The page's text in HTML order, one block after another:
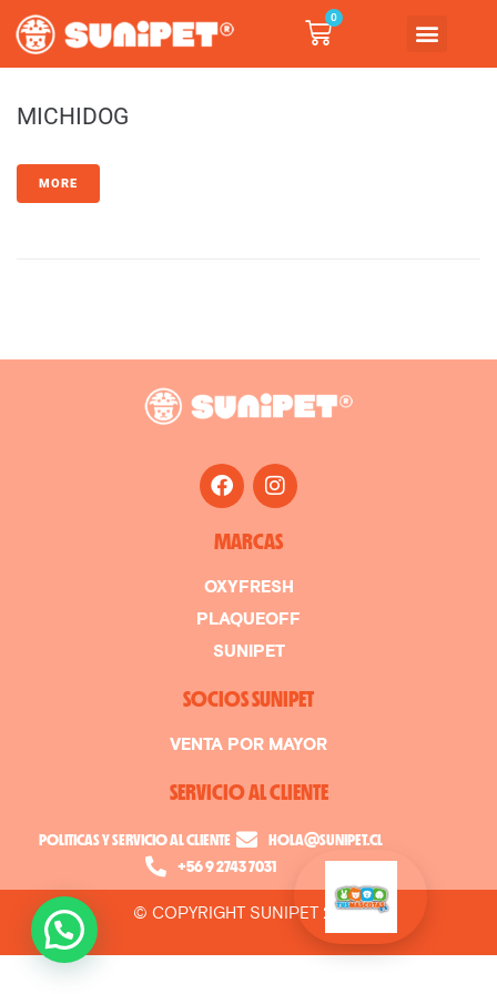
0
MICHIDOG
MORE
MARCAS
OXYFRESH
PLAQUEOFF
SUNIPET
SOCIOS SUNIPET
VENTA POR MAYOR
SERVICIO AL CLIENTE
POLITICAS Y SERVICIO AL CLIENTE
HOLA@SUNIPET.CL
+56 9 2743 7031
© COPYRIGHT SUNIPET 2026